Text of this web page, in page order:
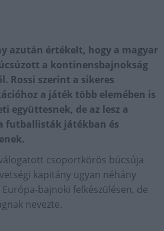
azután értékelt, hogy a magyar
a kontinensbajnokság
Rossi szerint a sikeres
a játék több elemében is
együttesnek, de az lesz a
futballisták játékban és
csoportkörös búcsúja
kapitány ugyan néhány
bajnoki felkészülésen, de
nevezte.